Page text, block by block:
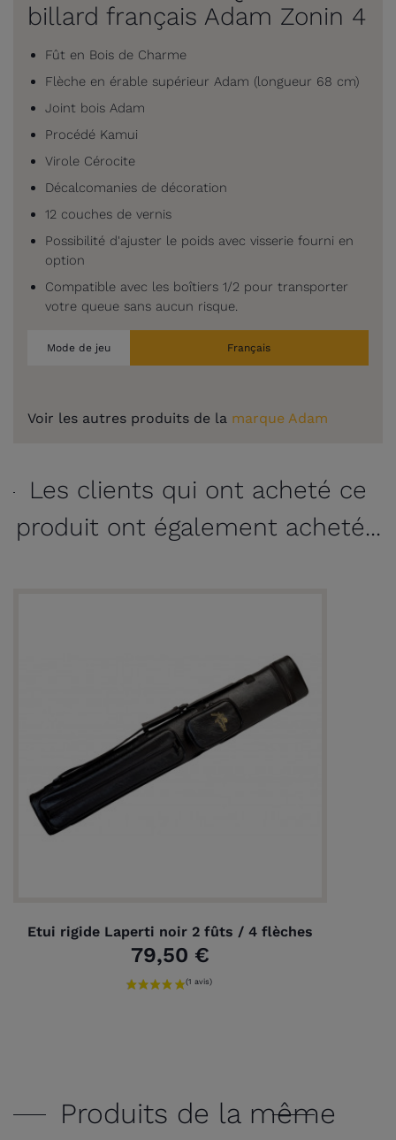
billard français Adam Zonin 4
Fût en Bois de Charme
Flèche en érable supérieur Adam (longueur 68 cm)
Joint bois Adam
Procédé Kamui
Virole Cérocite
Décalcomanies de décoration
12 couches de vernis
Possibilité d'ajuster le poids avec visserie fourni en
option
Compatible avec les boîtiers 1/2 pour transporter
votre queue sans aucun risque.
Mode de jeu Français
Voir les autres produits de la marque Adam
Les clients qui ont acheté ce
produit ont également acheté...
Etui rigide Laperti noir 2 fûts / 4 flèches
79,50 €
Produits de la même